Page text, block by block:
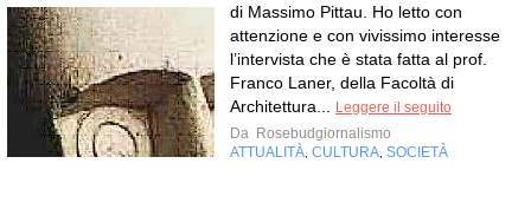
di Massimo Pittau. Ho letto con
attenzione e con vivissimo interesse
l’intervista che è stata fatta al prof.
Franco Laner, della Facoltà di
Architettura...
Leggere il seguito
Da Rosebudgiornalismo
ATTUALITÀ CULTURA SOCIETÀ